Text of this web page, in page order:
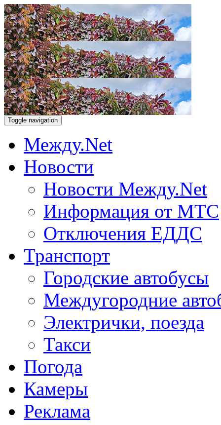
Toggle navigation
Между.Net
Новости
Новости Между.Net
Информация от МТС
Отключения ЕДДС
Транспорт
Городские автобусы
Междугородние
Электрички, поезда
Такси
Погода
Камеры
Реклама